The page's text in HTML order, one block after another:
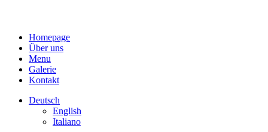
Homepage
Über uns
Menu
Galerie
Kontakt
Deutsch
English
Italiano